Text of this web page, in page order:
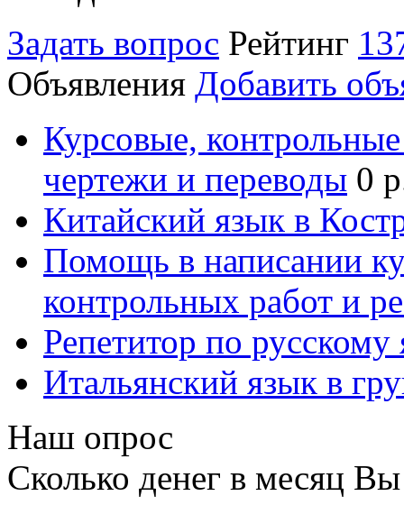
Задать вопрос Рейтинг
Объявления Добавить
Курсовые,
чертежи и переводы 0
Китайский язык в
Помощь в написании
контрольных работ и
Репетитор по русскому
Итальянский язык в
Наш опрос
Сколько денег в месяц